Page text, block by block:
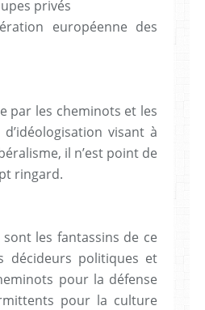
privés
européenne des
par les cheminots et les
visant à
il n’est point de
ringard.
les fantassins de ce
décideurs politiques et
pour la défense
pour la culture